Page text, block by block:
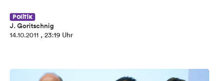
Politik
J. Goritschnig
14.10.2011 , 23:19 Uhr